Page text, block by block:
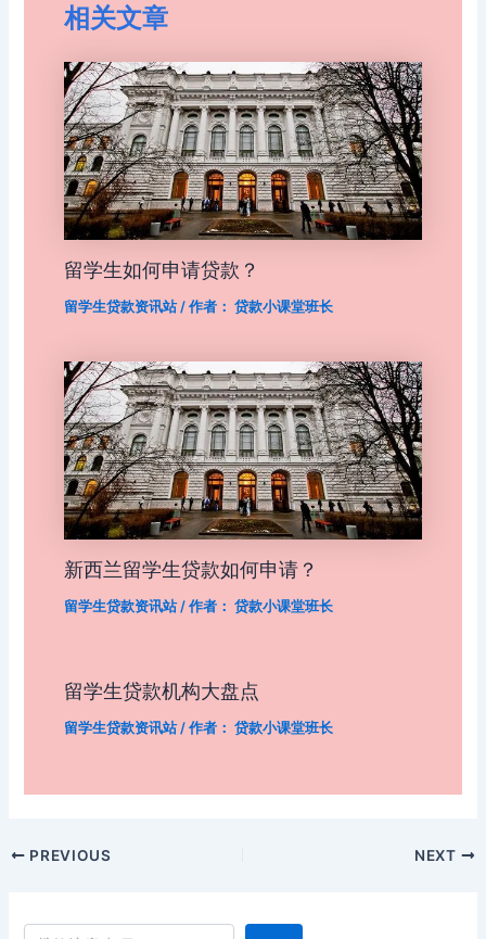
搜索
相关文章
留学生如何申请贷款？
留学生贷款资讯站/ 作者： 贷款小课堂班长
新西兰留学生贷款如何申请？
留学生贷款资讯站/ 作者： 贷款小课堂班长
留学生贷款机构大盘点
留学生贷款资讯站/ 作者： 贷款小课堂班长
PostPREVIOUS NEXT